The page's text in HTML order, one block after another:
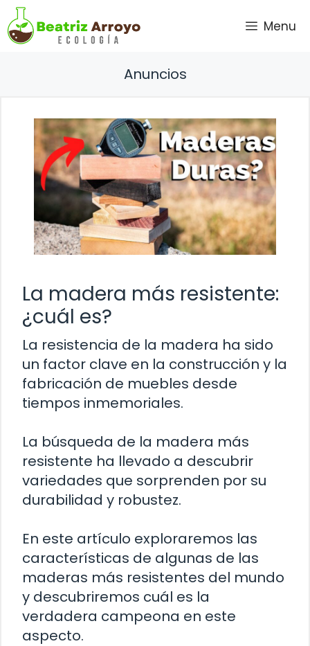
Saltar
al
contenido
Menu
Anuncios
La madera más resistente:
¿cuál es?
La resistencia de la madera ha sido
un factor clave en la construcción y la
fabricación de muebles desde
tiempos inmemoriales.
La búsqueda de la madera más
resistente ha llevado a descubrir
variedades que sorprenden por su
durabilidad y robustez.
En este artículo exploraremos las
características de algunas de las
maderas más resistentes del mundo
y descubriremos cuál es la
verdadera campeona en este
aspecto.